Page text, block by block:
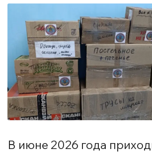
В июне 2026 года